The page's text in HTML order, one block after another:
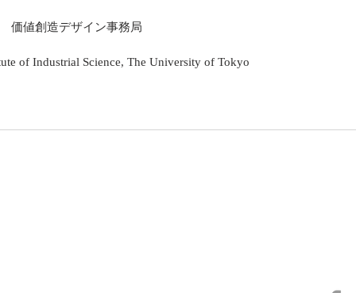
価値創造デザイン事務局
of Industrial Science, The University of Tokyo